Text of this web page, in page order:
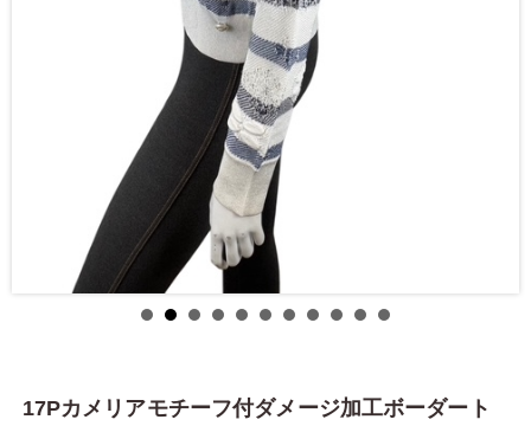
17Pカメリアモチーフ付ダメージ加工ボーダート